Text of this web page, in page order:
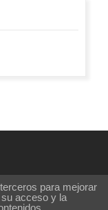
|Accesibilidad
para mejorar
acceso y la